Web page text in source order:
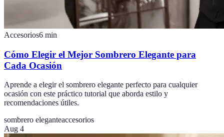
Accesorios6 min
Cómo Elegir el Mejor Sombrero Elegante para
Cada Ocasión
Aprende a elegir el sombrero elegante perfecto para cualquier
ocasión con este práctico tutorial que aborda estilo y
recomendaciones útiles.
sombrero eleganteaccesorios
Aug 4